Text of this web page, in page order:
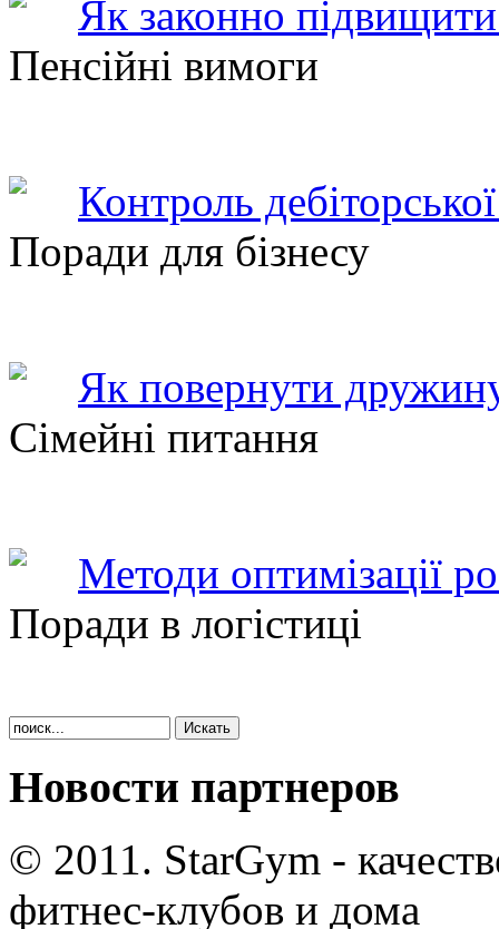
Як законно підвищити
Пенсійні вимоги
Контроль
Поради для бізнесу
Як повернути
Сімейні питання
Методи оптимізації
Поради в логістиці
Новости партнеров
© 2011. StarGym -
фитнес-клубов и дома